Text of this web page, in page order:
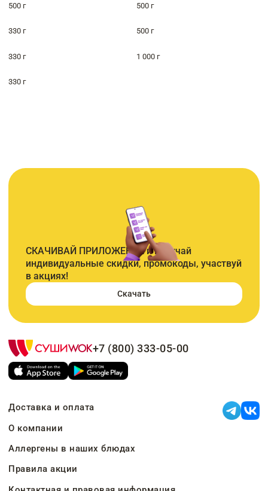
500 г 500 г
330 г 500 г
330 г 1 000 г
330 г
СКАЧИВАЙ ПРИЛОЖЕНИЕ и получай
индивидуальные скидки, промокоды, участвуй
в акциях!
Скачать
+7 (800) 333-05-00
Доставка и оплата
О компании
Аллергены в наших блюдах
Правила акции